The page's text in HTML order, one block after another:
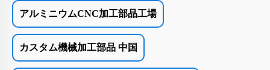
アルミニウムCNC加工部品工場
カスタム機械加工部品 中国